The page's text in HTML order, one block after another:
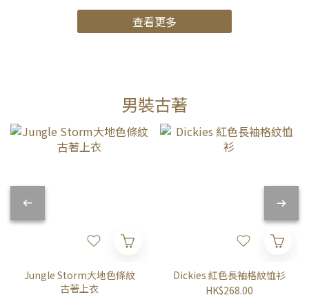
查看更多
男裝古著
Jungle Storm大地色條紋
古著上衣
Dickies 紅色長袖格紋恤衫
HK$268.00